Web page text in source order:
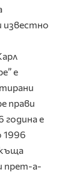
известно
е
прави
година е
1996
прет-а-